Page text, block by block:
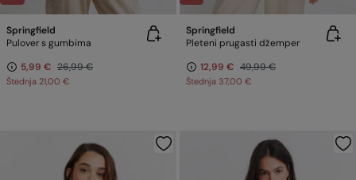
Springfield
Pulover s gumbima
5,99 € 26,99 €
Štednja 21,00 €
Springfield
Pleteni prugasti džemper
12,99 € 49,99 €
Štednja 37,00 €